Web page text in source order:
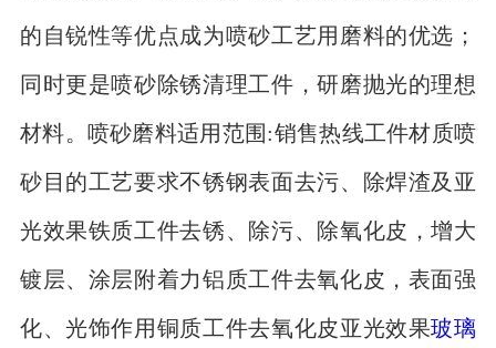
的自锐性等优点成为喷砂工艺用磨料的优选；
同时更是喷砂除锈清理工件，研磨抛光的理想
材料。喷砂磨料适用范围:销售热线工件材质喷
砂目的工艺要求不锈钢表面去污、除焊渣及亚
光效果铁质工件去锈、除污、除氧化皮，增大
镀层、涂层附着力铝质工件去氧化皮，表面强
化、光饰作用铜质工件去氧化皮亚光效果玻璃